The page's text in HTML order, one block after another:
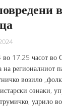
17.25 часот во
на регионалниот
возило
ознаки,
удрило